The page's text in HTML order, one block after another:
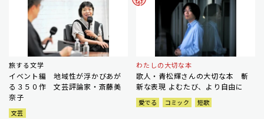
旅する文学
イベント編 地域性が浮かびあが
る３５０作 文芸評論家・斎藤美
奈子
文芸
わたしの大切な本
歌人・青松輝さんの大切な本 斬
新な表現 よむたび、より自由に
愛でる コミック 短歌